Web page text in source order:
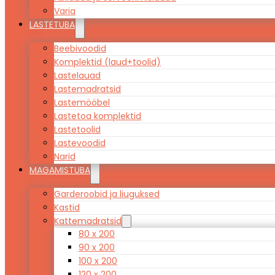
Varia
LASTETUBA
Beebivoodid
Komplektid (laud+toolid)
Lastelauad
Lastemadratsid
Lastemööbel
Lastetoa komplektid
Lastetoolid
Lastevoodid
Narid
MAGAMISTUBA
Garderoobid ja liuguksed
Kastid
Kattemadratsid
80 x 200
90 x 200
100 x 200